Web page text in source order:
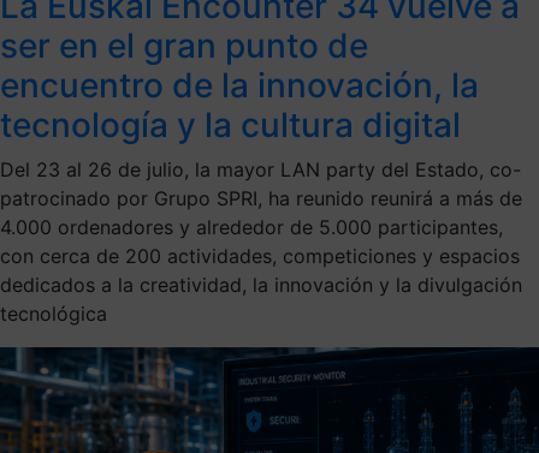
ser en el gran punto de
encuentro de la innovación, la
tecnología y la cultura digital
Del 23 al 26 de julio, la mayor LAN party del Estado, co-
patrocinado por Grupo SPRI, ha reunido reunirá a más de
4.000 ordenadores y alrededor de 5.000 participantes,
con cerca de 200 actividades, competiciones y espacios
dedicados a la creatividad, la innovación y la divulgación
tecnológica